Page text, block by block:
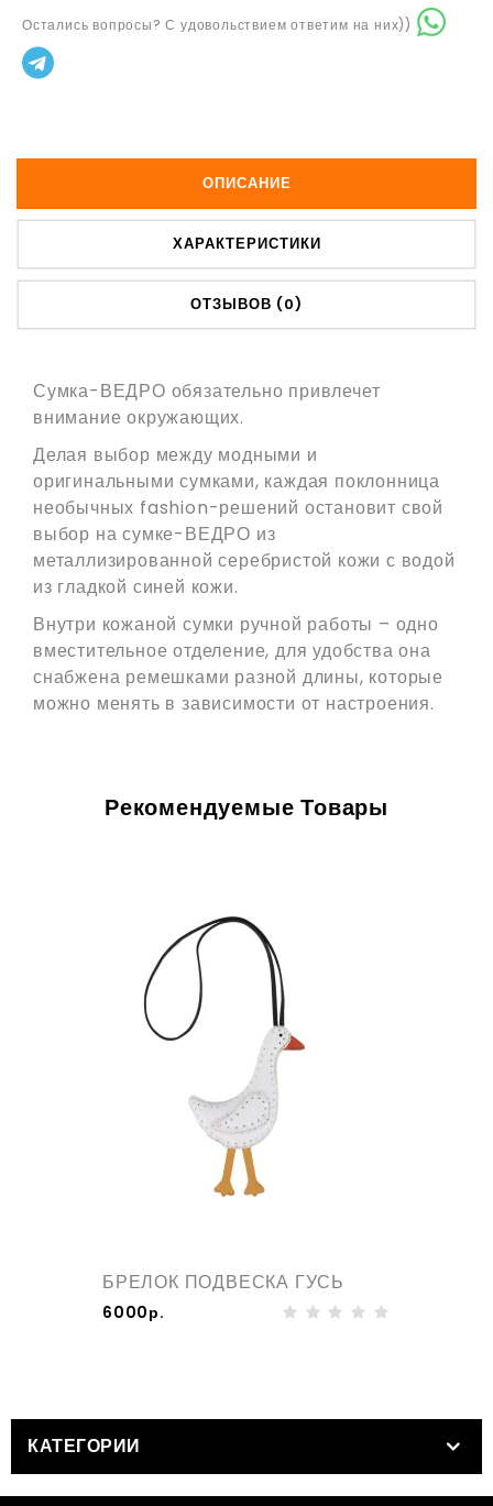
Остались вопросы? С удовольствием ответим на них))
ОПИСАНИЕ
ХАРАКТЕРИСТИКИ
ОТЗЫВОВ (0)
Сумка-ВЕДРО обязательно привлечет
внимание окружающих.
Делая выбор между модными и
оригинальными сумками, каждая поклонница
необычных fashion-решений остановит свой
выбор на сумке-ВЕДРО из
металлизированной серебристой кожи с водой
из гладкой синей кожи.
Внутри кожаной сумки ручной работы – одно
вместительное отделение, для удобства она
снабжена ремешками разной длины, которые
можно менять в зависимости от настроения.
Рекомендуемые Товары
БРЕЛОК ПОДВЕСКА ГУСЬ
6000р.
КАТЕГОРИИ